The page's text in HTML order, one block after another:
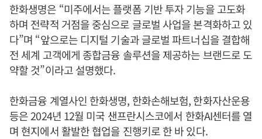
한화생명은 “미주에서는 플랫폼 기반 투자 기능을 고도화
하며 전략적 거점을 중심으로 글로벌 사업을 본격화하고 있
다”며 “앞으로는 디지털 기술과 글로벌 파트너십을 결합해
전 세계 고객에게 종합금융 솔루션을 제공하는 브랜드로 도
약할 것”이라고 설명했다.
한화금융 계열사인 한화생명, 한화손해보험, 한화자산운용
등은 2024년 12월 미국 샌프란시스코에서 한화AI센터를 열
며 현지에서 활발한 협업을 진행키로 한 바 있다.